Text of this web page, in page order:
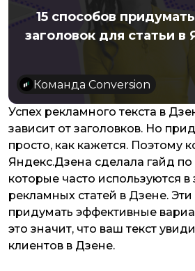
15 способов
заголовок для статьи
Команда Conversion
Успех рекламного текста в
зависит от заголовков. Но
просто, как кажется. Поэтому
Яндекс.Дзена сделала гайд
которые часто используются в
рекламных статей в Дзене.
придумать эффективные
это значит, что ваш текст
клиентов в Дзене.